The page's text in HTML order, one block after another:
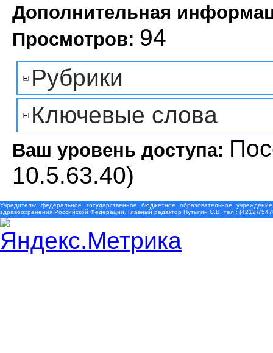
Дополнительная
Просмотров: 94
Рубрики
Ключевые слова
Ваш уровень доступа:
10.5.63.40)
Учредитель: федеральное государственное бюджетное образовательное
здравоохранения Российской Федерации. Главный редактор Путыгин С.В. тел.: